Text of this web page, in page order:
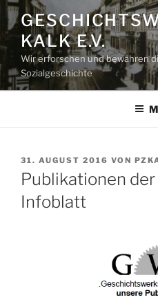
Zum
Inhalt
springenKALK E.V.
Wir erforschen und bewahren
Sozialgeschichte
VERÖFFENTLICHT
AM
31. AUGUST 2016 VON
Publikationen der
Infoblatt